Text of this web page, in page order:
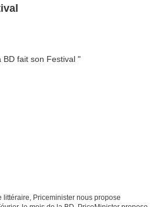
littéraire, Priceminister nous propose